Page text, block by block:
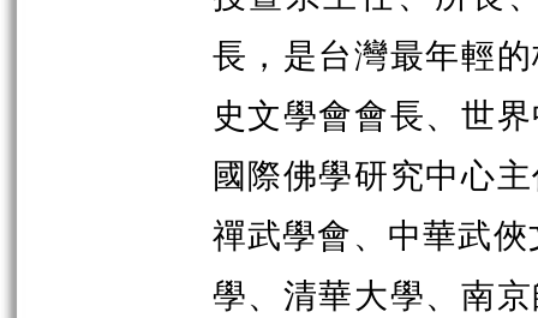
長，是台灣最年輕
史文學會會長、世
國際佛學研究中心
禪武學會、中華武
學、清華大學、南